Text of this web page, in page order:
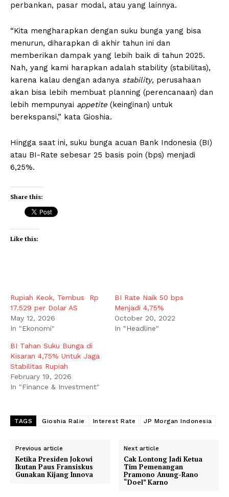
perbankan, pasar modal, atau yang lainnya.
“Kita mengharapkan dengan suku bunga yang bisa
menurun, diharapkan di akhir tahun ini dan
memberikan dampak yang lebih baik di tahun 2025.
Nah, yang kami harapkan adalah stability (stabilitas),
karena kalau dengan adanya stability, perusahaan
akan bisa lebih membuat planning (perencanaan) dan
lebih mempunyai appetite (keinginan) untuk
berekspansi,” kata Gioshia.
Hingga saat ini, suku bunga acuan Bank Indonesia (BI)
atau BI-Rate sebesar 25 basis poin (bps) menjadi
6,25%.
Share this:
Like this:
Rupiah Keok, Tembus Rp
17.529 per Dolar AS
May 12, 2026
In "Ekonomi"
BI Rate Naik 50 bps
Menjadi 4,75%
October 20, 2022
In "Headline"
BI Tahan Suku Bunga di
Kisaran 4,75% Untuk Jaga
Stabilitas Rupiah
February 19, 2026
In "Finance & Investment"
TAGS Gioshia Ralie Interest Rate JP Morgan Indonesia
Previous article
Ketika Presiden Jokowi
Ikutan Paus Fransiskus
Gunakan Kijang Innova
Next article
Cak Lontong Jadi Ketua
Tim Pemenangan
Pramono Anung-Rano
“Doel” Karno